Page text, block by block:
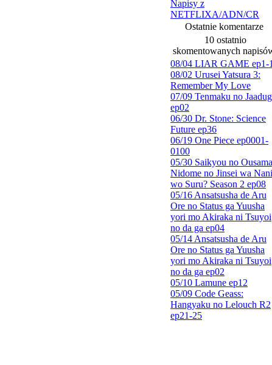
Napisy z
NETFLIXA/ADN/CR
Ostatnie komentarze
10 ostatnio
skomentowanych
08/04 LIAR GAME ep1-
08/02 Urusei Yatsura 3:
Remember My Love
07/09 Tenmaku no
ep02
06/30 Dr. Stone: Science
Future ep36
06/19 One Piece ep0001-
0100
05/30 Saikyou no
Nidome no Jinsei wa Nani
wo Suru? Season 2 ep08
05/16 Ansatsusha de Aru
Ore no Status ga Yuusha
yori mo Akiraka ni Tsuyoi
no da ga ep04
05/14 Ansatsusha de Aru
Ore no Status ga Yuusha
yori mo Akiraka ni Tsuyoi
no da ga ep02
05/10 Lamune ep12
05/09 Code Geass:
Hangyaku no Lelouch R2
ep21-25